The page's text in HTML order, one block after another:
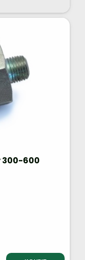
600